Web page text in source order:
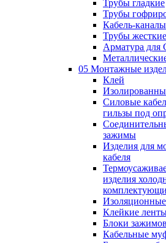
Трубы гладкие
Трубы
Кабель-каналы
Трубы жесткие
Арматура
05 Монтажные
Клей
Силовые
гильзы под
зажимы
Изделия для
кабеля
изделия
Клейкие
Блоки зажимов
Кабельные